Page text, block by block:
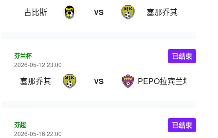
古比斯 VS 塞那乔其
芬兰杯
2026-05-12 23:00
塞那乔其 VS PEPO拉宾兰塔
已结束
芬超
2026-05-16 22:00
已结束